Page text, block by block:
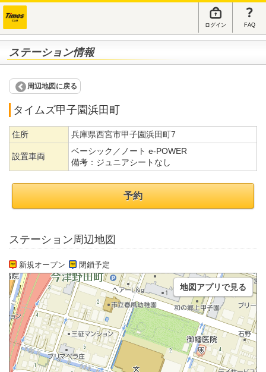
ログイン FAQ
ステーション情報
周辺地図に戻る
タイムズ甲子園浜田町
住所 兵庫県西宮市甲子園浜田町7
設置車両
ベーシック／ノート e-POWER
備考： ジュニアシートなし
予約
ステーション周辺地図
新規オープン 閉鎖予定
地図アプリで見る